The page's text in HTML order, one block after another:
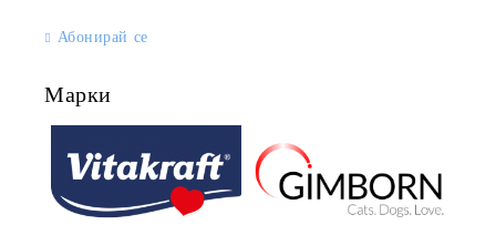
Абонирай се
Марки